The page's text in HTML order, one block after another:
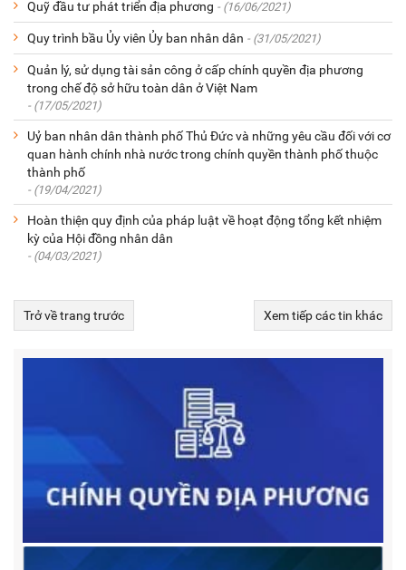
Quỹ đầu tư phát triển địa phương - (16/06/2021)
Quy trình bầu Ủy viên Ủy ban nhân dân - (31/05/2021)
Quản lý, sử dụng tài sản công ở cấp chính quyền địa phương
trong chế độ sở hữu toàn dân ở Việt Nam
- (17/05/2021)
Uỷ ban nhân dân thành phố Thủ Đức và những yêu cầu đối với cơ
quan hành chính nhà nước trong chính quyền thành phố thuộc
thành phố
- (19/04/2021)
Hoàn thiện quy định của pháp luật về hoạt động tổng kết nhiệm
kỳ của Hội đồng nhân dân
- (04/03/2021)
Trở về trang trước Xem tiếp các tin khác